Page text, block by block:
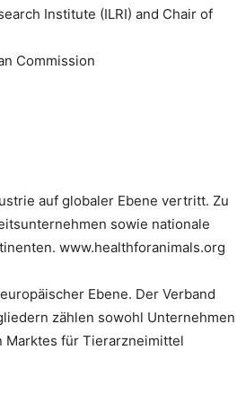
Institute (ILRI) and Chair of
Commission
auf globaler Ebene vertritt. Zu
sowie nationale
www.healthforanimals.org
Ebene. Der Verband
zählen sowohl Unternehmen
Marktes für Tierarzneimittel